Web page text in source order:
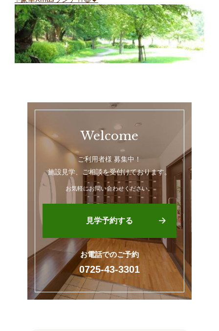
Welcome
ご利用者様 募集中！
施設見学、ご相談を受付けております。
お気軽にお問い合わせください。
見学予約する
お電話でのご予約
0725-43-3301